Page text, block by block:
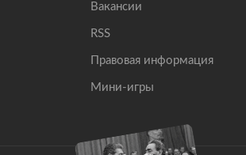
Вакансии
RSS
Правовая информация
Мини-игры